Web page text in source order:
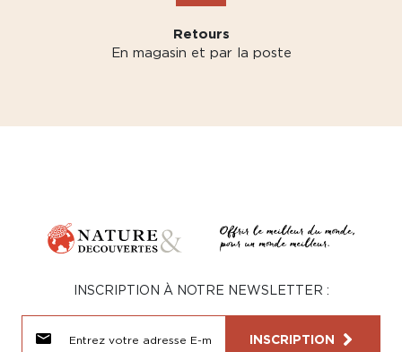
Retours
En magasin et par la poste
INSCRIPTION À NOTRE NEWSLETTER :
INSCRIPTION